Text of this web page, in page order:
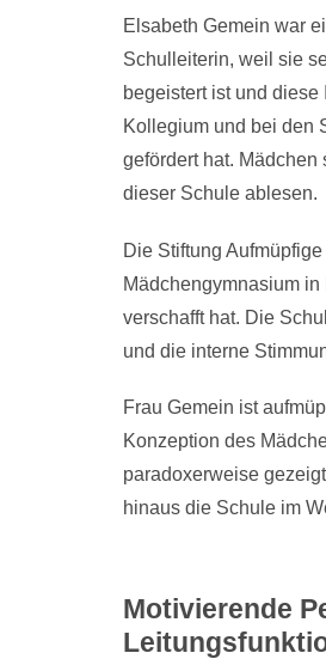
Elsabeth Gemein war
Schulleiterin, weil sie
begeistert ist und
Kollegium und bei den
gefördert hat.
dieser Schule ablesen.
Die Stiftung
Mädchengymnasium
verschafft hat. Die
und die interne
Frau Gemein ist
Konzeption des
paradoxerweise
hinaus die Schule im
Motivierende